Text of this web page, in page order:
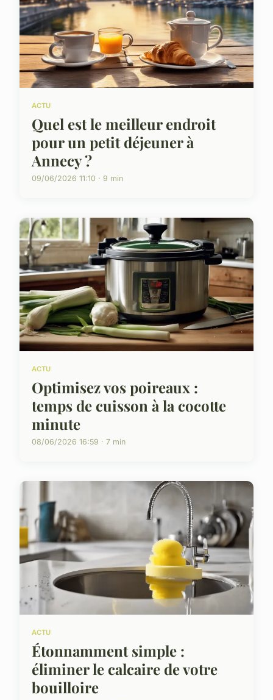
ACTU
Quel est le meilleur endroit
pour un petit déjeuner à
Annecy ?
09/06/2026 11:10 · 9 min
ACTU
Optimisez vos poireaux :
temps de cuisson à la cocotte
minute
08/06/2026 16:59 · 7 min
ACTU
Étonnamment simple :
éliminer le calcaire de votre
bouilloire